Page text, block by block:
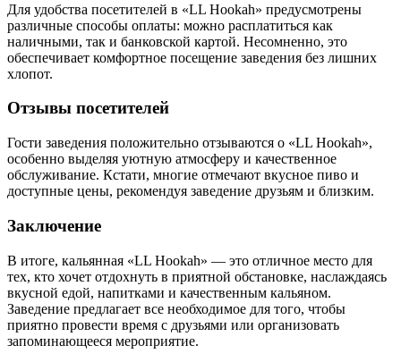
Для удобства посетителей в «LL Hookah» предусмотрены
различные способы оплаты: можно расплатиться как
наличными, так и банковской картой. Несомненно, это
обеспечивает комфортное посещение заведения без лишних
хлопот.
Отзывы посетителей
Гости заведения положительно отзываются о «LL Hookah»,
особенно выделяя уютную атмосферу и качественное
обслуживание. Кстати, многие отмечают вкусное пиво и
доступные цены, рекомендуя заведение друзьям и близким.
Заключение
В итоге, кальянная «LL Hookah» — это отличное место для
тех, кто хочет отдохнуть в приятной обстановке, наслаждаясь
вкусной едой, напитками и качественным кальяном.
Заведение предлагает все необходимое для того, чтобы
приятно провести время с друзьями или организовать
запоминающееся мероприятие.